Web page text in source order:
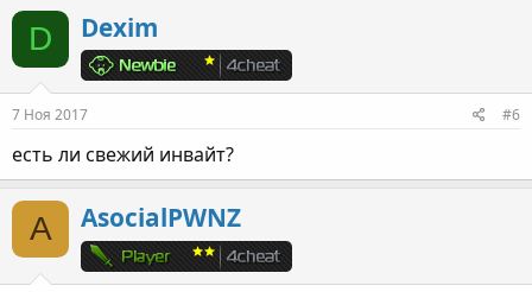
D Dexim
7 Ноя 2017 #6
есть ли свежий инвайт?
A AsocialPWNZ